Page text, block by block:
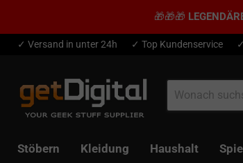
🎁🎁🎁
✓ Versand in unter 24h ✓ Top Kundenservice
Stöbern Kleidung Haushalt